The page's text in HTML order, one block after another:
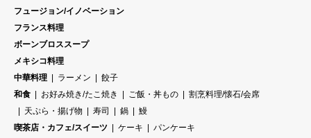
フュージョン/イノベーション
フランス料理
ボーンブロススープ
メキシコ料理
中華料理
ラーメン
餃子
和食
お好み焼き/たこ焼き ご飯・丼もの
割烹料理/懐石/会席
天ぷら・揚げ物
寿司 鍋
鰻
喫茶店・カフェ/スイーツ
ケーキ
パンケーキ